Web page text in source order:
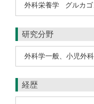
外科栄養学 グルカ
研究分野
外科学一般、小児外
経歴